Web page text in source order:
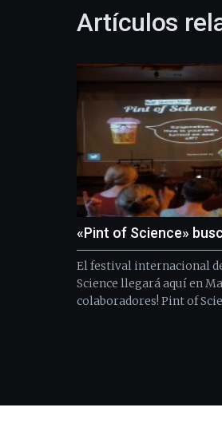
Artículos
«Pint of Science»
El festival internacional
Science llegará aquí en
colaboradores! Pint of